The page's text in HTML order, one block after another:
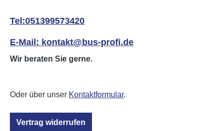
Tel:051399573420
E-Mail: kontakt@bus-profi.de
Wir beraten Sie gerne.
Oder über unser Kontaktformular.
Vertrag widerrufen